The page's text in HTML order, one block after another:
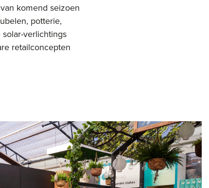
komend seizoen
potterie,
verlichtings
retailconcepten